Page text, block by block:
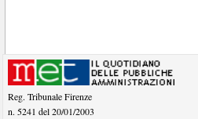
Reg. Tribunale Firenze
n. 5241 del 20/01/2003